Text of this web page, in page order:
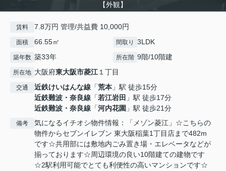
【外観】
賃料 7.8万円 管理/共益費 10,000円
面積 66.55㎡ 間取り 3LDK
築年数 築33年 所在階 9階/10階建
所在地 大阪府東大阪市菱江１丁目
交通 近鉄けいはんな線 「荒本 」駅 徒歩15分
近鉄難波・奈良線 「若江岩田 」駅 徒歩17分
近鉄難波・奈良線 「河内花園 」駅 徒歩21分
備考
気になるイチオシ物件情報：「メゾン菱江」☆こちらの
物件からセブンイレブン 東大阪稲葉1丁目店まで482m
です☆共用部には敷地内ごみ置き場・エレベータなどが
揃っております☆周辺環境の良い10階建ての建物です
☆2駅利用可能でとても利便性の高いマンションです☆